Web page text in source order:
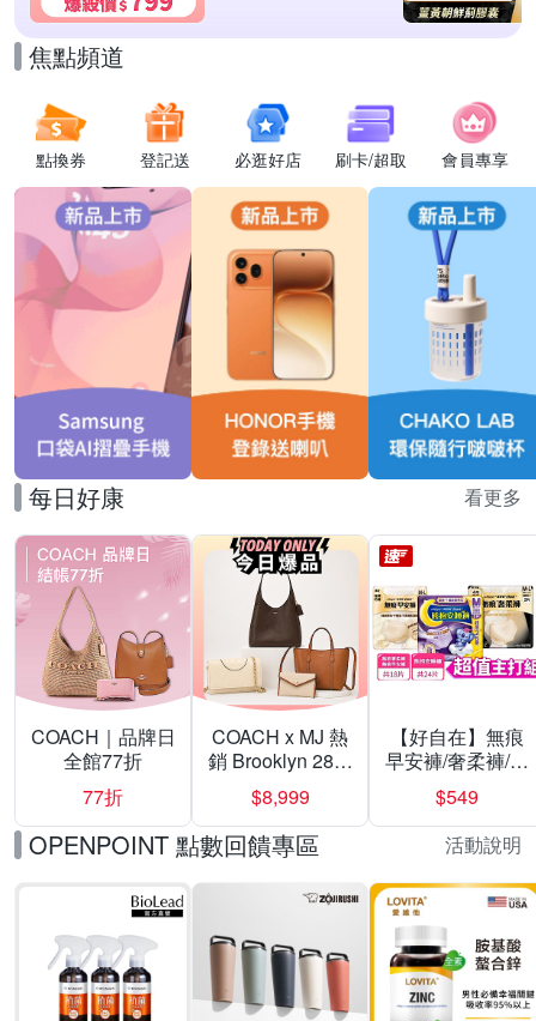
焦點頻道
點換券 登記送 必逛好店 刷卡/超取 會員專享
每日好康 看更多
COACH｜品牌日
全館77折
77折
COACH x MJ 熱
銷 Brooklyn 28／
兩用／斜背包均
一價-多款可選
$8,999
【好自在】無痕
早安褲/奢柔褲/熊
抱安睡褲 超值組
任選一組 -生理
褲/衛生棉褲(無痕
褲18片、安睡褲
24片)
$549
OPENPOINT 點數回饋專區 活動說明